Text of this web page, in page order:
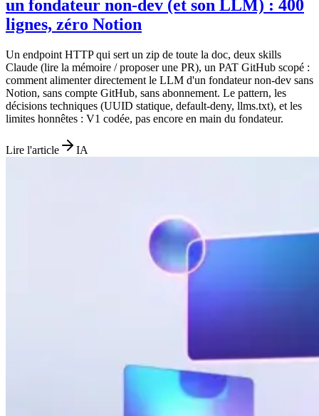
un fondateur non-dev (et son LLM) : 400
lignes, zéro Notion
Un endpoint HTTP qui sert un zip de toute la doc, deux skills
Claude (lire la mémoire / proposer une PR), un PAT GitHub scopé :
comment alimenter directement le LLM d'un fondateur non-dev sans
Notion, sans compte GitHub, sans abonnement. Le pattern, les
décisions techniques (UUID statique, default-deny, llms.txt), et les
limites honnêtes : V1 codée, pas encore en main du fondateur.
Lire l'article IA